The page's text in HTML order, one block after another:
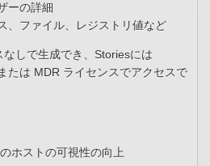
ーの詳細​
、ファイル、レジストリ値など​
しで生成でき、Storiesには
たは MDR ライセンスでアクセスで
ホストの可視性の向上